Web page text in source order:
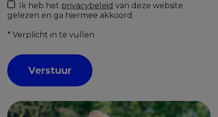
Ik heb het privacybeleid van deze website
gelezen en ga hiermee akkoord.
* Verplicht in te vullen
Verstuur